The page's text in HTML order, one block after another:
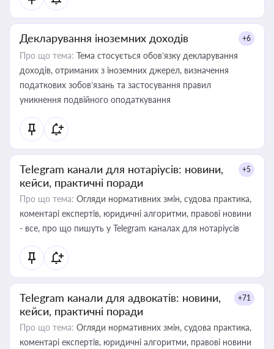
Декларування іноземних доходів +6
Про що тема: Тема стосується обов’язку декларування
доходів, отриманих з іноземних джерел, визначення
податкових зобов’язань та застосування правил
уникнення подвійного оподаткування
Telegram канали для нотаріусів: новини,
кейси, практичні поради
+5
Про що тема: Огляди нормативних змін, судова практика,
коментарі експертів, юридичні алгоритми, правові новини
- все, про що пишуть у Telegram каналах для нотаріусів
Telegram канали для адвокатів: новини,
кейси, практичні поради
+71
Про що тема: Огляди нормативних змін, судова практика,
коментарі експертів, юридичні алгоритми, правові новини